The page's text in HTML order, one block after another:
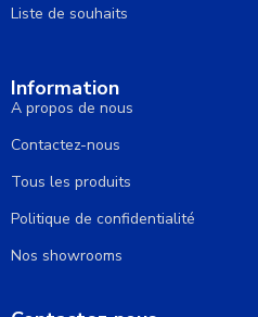
Liste de souhaits
Information
A propos de nous
Contactez-nous
Tous les produits
Politique de confidentialité
Nos showrooms